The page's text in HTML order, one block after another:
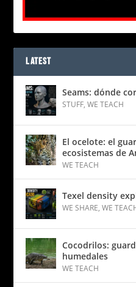
LATEST
Seams: dónde
STUFF,WE TEACH
El ocelote: el
ecosistemas de
WE TEACH
Texel density
WE SHARE,WE
Cocodrilos:
humedales
WE TEACH